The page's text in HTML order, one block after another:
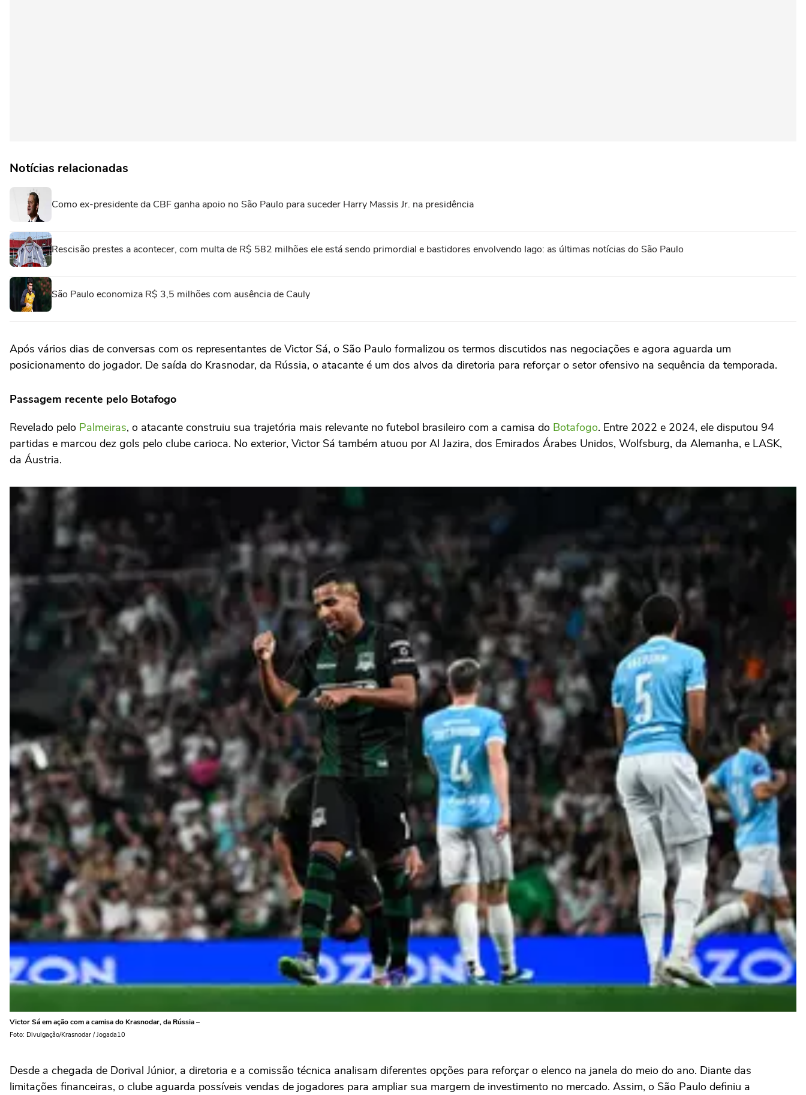
Notícias relacionadas
Como ex-presidente da CBF ganha apoio no São Paulo para suceder Harry Massis Jr. na presidência
Rescisão prestes a acontecer, com multa de R$ 582 milhões ele está sendo primordial e bastidores envolvendo Iago: as últimas notícias do São Paulo
São Paulo economiza R$ 3,5 milhões com ausência de Cauly
Após vários dias de conversas com os representantes de Victor Sá, o São Paulo formalizou os termos discutidos nas negociações e agora aguarda um
posicionamento do jogador. De saída do Krasnodar, da Rússia, o atacante é um dos alvos da diretoria para reforçar o setor ofensivo na sequência da temporada.
Passagem recente pelo Botafogo
Revelado pelo Palmeiras, o atacante construiu sua trajetória mais relevante no futebol brasileiro com a camisa do Botafogo. Entre 2022 e 2024, ele disputou 94
partidas e marcou dez gols pelo clube carioca. No exterior, Victor Sá também atuou por Al Jazira, dos Emirados Árabes Unidos, Wolfsburg, da Alemanha, e LASK,
da Áustria.
Victor Sá em ação com a camisa do Krasnodar, da Rússia –
Foto: Divulgação/Krasnodar / Jogada10
Desde a chegada de Dorival Júnior, a diretoria e a comissão técnica analisam diferentes opções para reforçar o elenco na janela do meio do ano. Diante das
limitações financeiras, o clube aguarda possíveis vendas de jogadores para ampliar sua margem de investimento no mercado. Assim, o São Paulo definiu a